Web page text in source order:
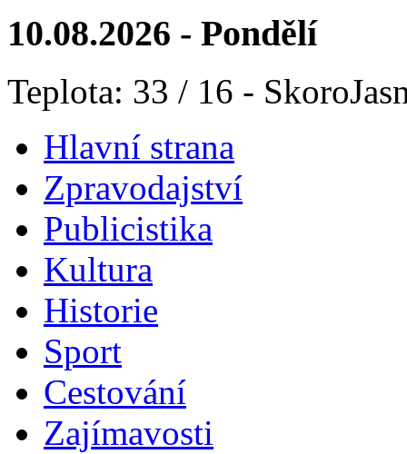
10.08.2026 - Pondělí
Teplota: 33 / 16 -
Hlavní strana
Zpravodajství
Publicistika
Kultura
Historie
Sport
Cestování
Zajímavosti